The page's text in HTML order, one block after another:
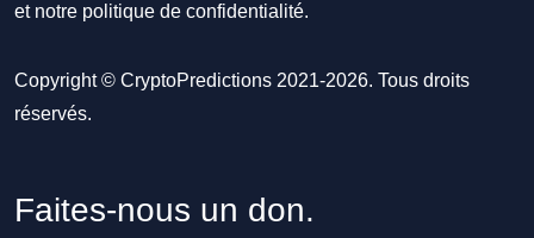
et notre politique de confidentialité.
Copyright © CryptoPredictions 2021-2026. Tous droits
réservés.
Faites-nous un don.